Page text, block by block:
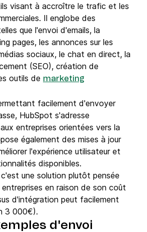
visant à accroître le trafic et les
Il englobe des
que l'envoi d'emails, la
pages, les annonces sur les
sociaux, le chat en direct, la
(SEO), création de
outils de marketing
facilement d'envoyer
HubSpot s'adresse
entreprises orientées vers la
également des mises à jour
l'expérience utilisateur et
disponibles.
une solution plutôt pensée
en raison de son coût
d'intégration peut facilement
3 000€).
d'envoi